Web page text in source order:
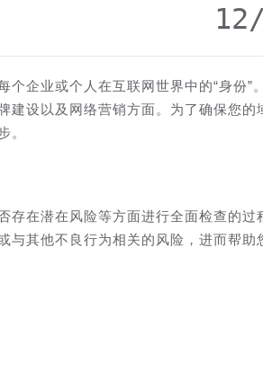
企业或个人在互联网世界中的“身份”
建设以及网络营销方面。为了确保您的
。
存在潜在风险等方面进行全面检查的过
与其他不良行为相关的风险，进而帮助